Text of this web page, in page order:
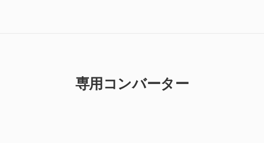
専用コンバーター